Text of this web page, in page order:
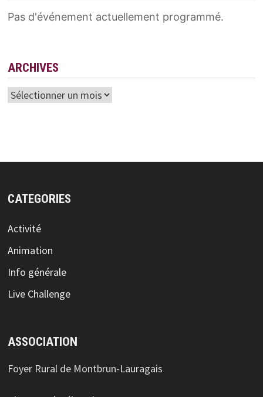
Pas d'événement actuellement programmé.
ARCHIVES
Archives
CATEGORIES
Activité
Animation
Info générale
Live Challenge
ASSOCIATION
Foyer Rural de Montbrun-Lauragais